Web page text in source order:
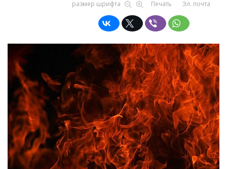
размер шрифта
Печать Эл. почта